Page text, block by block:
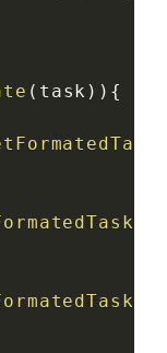
( task ) ) {